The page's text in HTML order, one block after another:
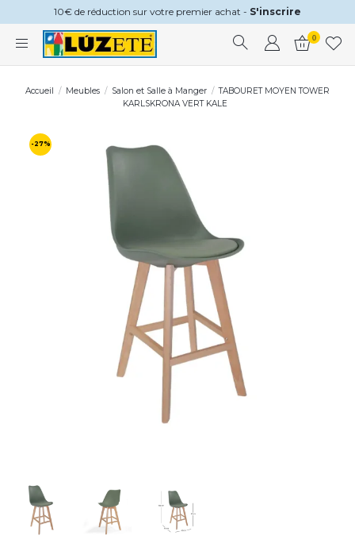
10€ de réduction sur votre premier achat - S'inscrire
0
Accueil Meubles Salon et Salle à Manger
TABOURET MOYEN TOWER
KARLSKRONA VERT KALE
-27%